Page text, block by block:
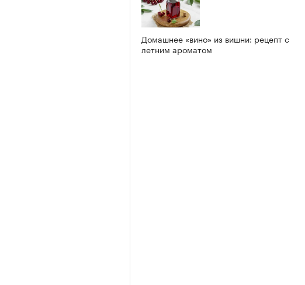
Домашнее «вино» из вишни: рецепт с
летним ароматом